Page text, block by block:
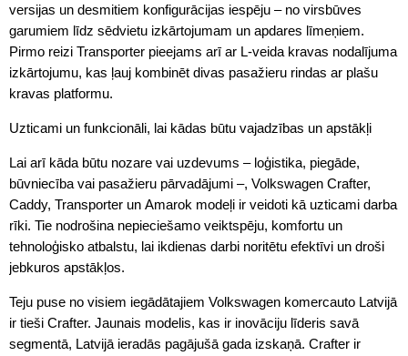
versijas un desmitiem konfigurācijas iespēju – no virsbūves
garumiem līdz sēdvietu izkārtojumam un apdares līmeņiem.
Pirmo reizi Transporter pieejams arī ar L-veida kravas nodalījuma
izkārtojumu, kas ļauj kombinēt divas pasažieru rindas ar plašu
kravas platformu.
Uzticami un funkcionāli, lai kādas būtu vajadzības un apstākļi
Lai arī kāda būtu nozare vai uzdevums – loģistika, piegāde,
būvniecība vai pasažieru pārvadājumi –, Volkswagen Crafter,
Caddy, Transporter un Amarok modeļi ir veidoti kā uzticami darba
rīki. Tie nodrošina nepieciešamo veiktspēju, komfortu un
tehnoloģisko atbalstu, lai ikdienas darbi noritētu efektīvi un droši
jebkuros apstākļos.
Teju puse no visiem iegādātajiem Volkswagen komercauto Latvijā
ir tieši Crafter. Jaunais modelis, kas ir inovāciju līderis savā
segmentā, Latvijā ieradās pagājušā gada izskaņā. Crafter ir